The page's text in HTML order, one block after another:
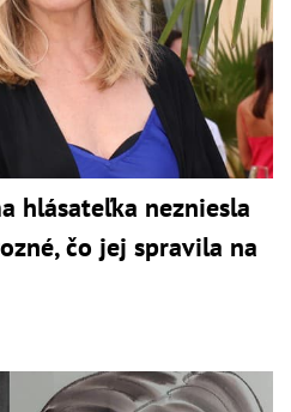
hlásateľka nezniesla
čo jej spravila na